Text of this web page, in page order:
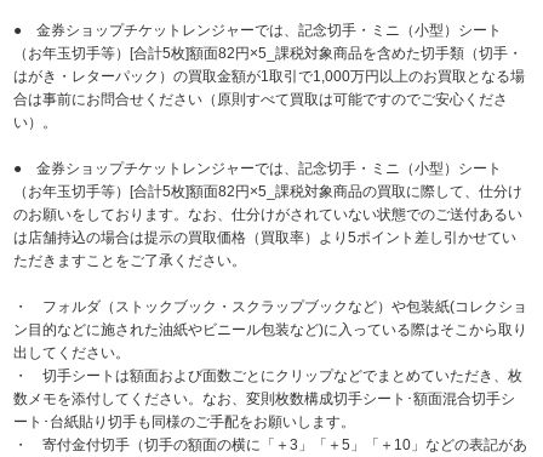
● 金券ショップチケットレンジャーでは、記念切手・ミニ（小型）シート
（お年玉切手等）[合計5枚]額面82円×5_課税対象商品を含めた切手類（切手・
はがき・レターパック）の買取金額が1取引で1,000万円以上のお買取となる場
合は事前にお問合せください（原則すべて買取は可能ですのでご安心くださ
い）。
● 金券ショップチケットレンジャーでは、記念切手・ミニ（小型）シート
（お年玉切手等）[合計5枚]額面82円×5_課税対象商品の買取に際して、仕分け
のお願いをしております。なお、仕分けがされていない状態でのご送付あるい
は店舗持込の場合は提示の買取価格（買取率）より5ポイント差し引かせてい
ただきますことをご了承ください。
・ フォルダ（ストックブック・スクラップブックなど）や包装紙(コレクショ
ン目的などに施された油紙やビニール包装など)に入っている際はそこから取り
出してください。
・ 切手シートは額面および面数ごとにクリップなどでまとめていただき、枚
数メモを添付してください。なお、変則枚数構成切手シート･額面混合切手シ
ート･台紙貼り切手も同様のご手配をお願いします。
・ 寄付金付切手（切手の額面の横に「＋3」「＋5」「＋10」などの表記があ